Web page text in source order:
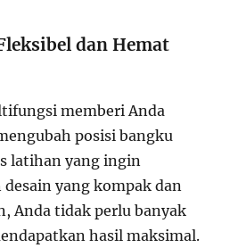
dan Hemat
memberi Anda
posisi bangku
latihan yang ingin
yang kompak dan
Anda tidak perlu banyak
hasil maksimal.